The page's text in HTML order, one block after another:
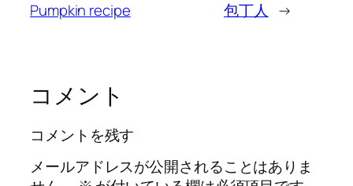
Pumpkin recipe
包丁人
→
コメント
コメントを残す
メールアドレスが公開されることはありま